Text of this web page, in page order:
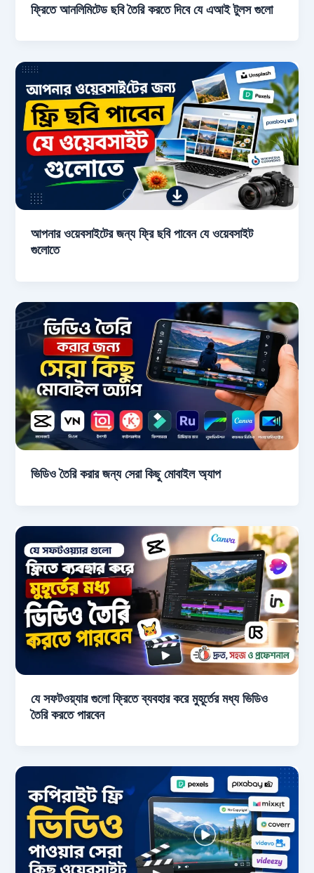
ফ্রিতে আনলিমিটেড ছবি তৈরি করতে দিবে যে এআই টুলস গুলো
আপনার ওয়েবসাইটের জন্য ফ্রি ছবি পাবেন যে ওয়েবসাইট
গুলোতে
ভিডিও তৈরি করার জন্য সেরা কিছু মোবাইল অ্যাপ
যে সফটওয়্যার গুলো ফ্রিতে ব্যবহার করে মুহূর্তের মধ্য ভিডিও
তৈরি করতে পারবেন